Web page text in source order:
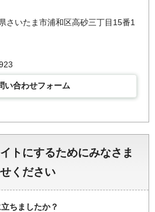
さいたま市浦和区高砂三丁目15番1
い合わせフォーム
トにするためにみなさま
ください
ちましたか？